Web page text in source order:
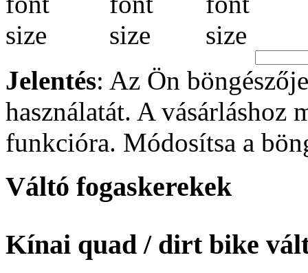
Jelentés: Az Ön
használatát. A vásárláshoz
funkcióra. Módosítsa a
Váltó fogaskerekek
Kínai quad / dirt bike